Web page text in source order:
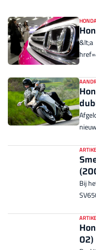
&lt;a
heeft
Bij
02)